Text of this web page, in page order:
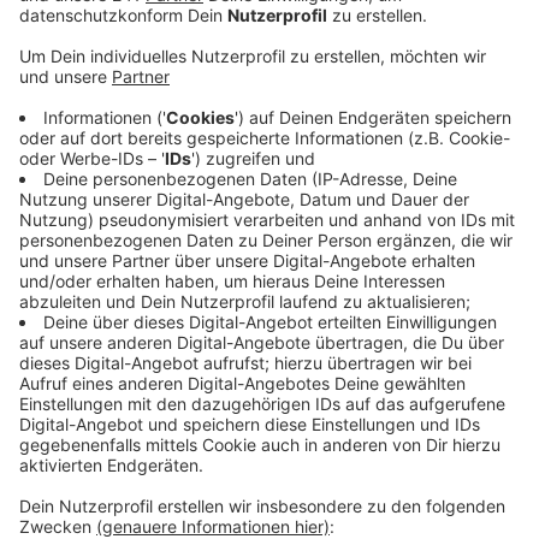
„Wilfried Schmickler zeigt Können auf allerhöchstem
Niveau und so, dass es noch lange in den Zuschauern
nachhallt“, heißt es in der Begründung der Jury. Dabei
hebt sie besonders sein Talent hervor, Politisches und
Alltägliches geschmeidig zusammenzubringen und
sowohl über den korrupten Politiker, als auch über den
bigotten Kleinbürger zu wettern.
Wilfried Schmickler kommt gebürtig aus Leverkusen
und ist hier groß geworden. Inzwischen lebt er in Köln.
Ganz aktuell tourt er mit seinem Bühnenprogramm „Es
hört nicht auf“ quer durch Deutschland. Die
Preisverleihung wird am Donnerstagabend im
Bayerischen Rundfunk übertragen.
Anzeige